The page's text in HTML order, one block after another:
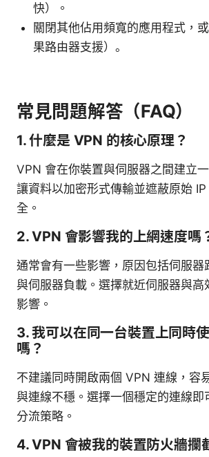
快）。
關閉其他佔用頻寬的應用程式，
果路由器支援）。
常見問題解答（FAQ）
1. 什麼是 VPN 的核心原理？
VPN 會在你裝置與伺服器之間建立
讓資料以加密形式傳輸並遮蔽原始
全。
2. VPN 會影響我的上網速度嗎
通常會有一些影響，原因包括伺服器
與伺服器負載。選擇就近伺服器與高
影響。
3. 我可以在同一台裝置上同時
嗎？
不建議同時開啟兩個 VPN 連線，容
與連線不穩。選擇一個穩定的連線即
分流策略。
4. VPN 會被我的裝置防火牆攔